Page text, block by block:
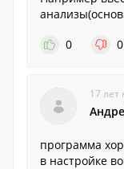
0
0
17 лет
программа
в настройке